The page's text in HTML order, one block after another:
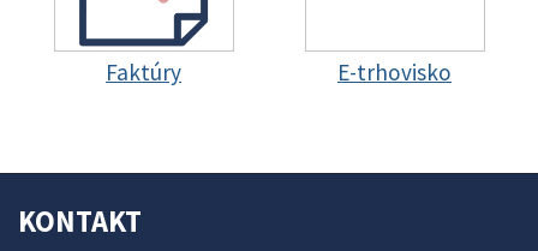
Faktúry E-trhovisko
KONTAKT